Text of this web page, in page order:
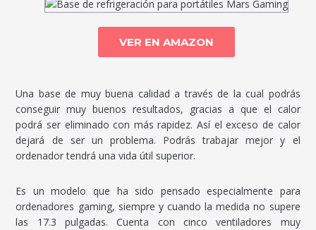
VER EN AMAZON
Una base de muy buena calidad a través de la cual podrás
conseguir muy buenos resultados, gracias a que el calor
podrá ser eliminado con más rapidez. Así el exceso de calor
dejará de ser un problema. Podrás trabajar mejor y el
ordenador tendrá una vida útil superior.
Es un modelo que ha sido pensado especialmente para
ordenadores gaming, siempre y cuando la medida no supere
las 17.3 pulgadas. Cuenta con cinco ventiladores muy